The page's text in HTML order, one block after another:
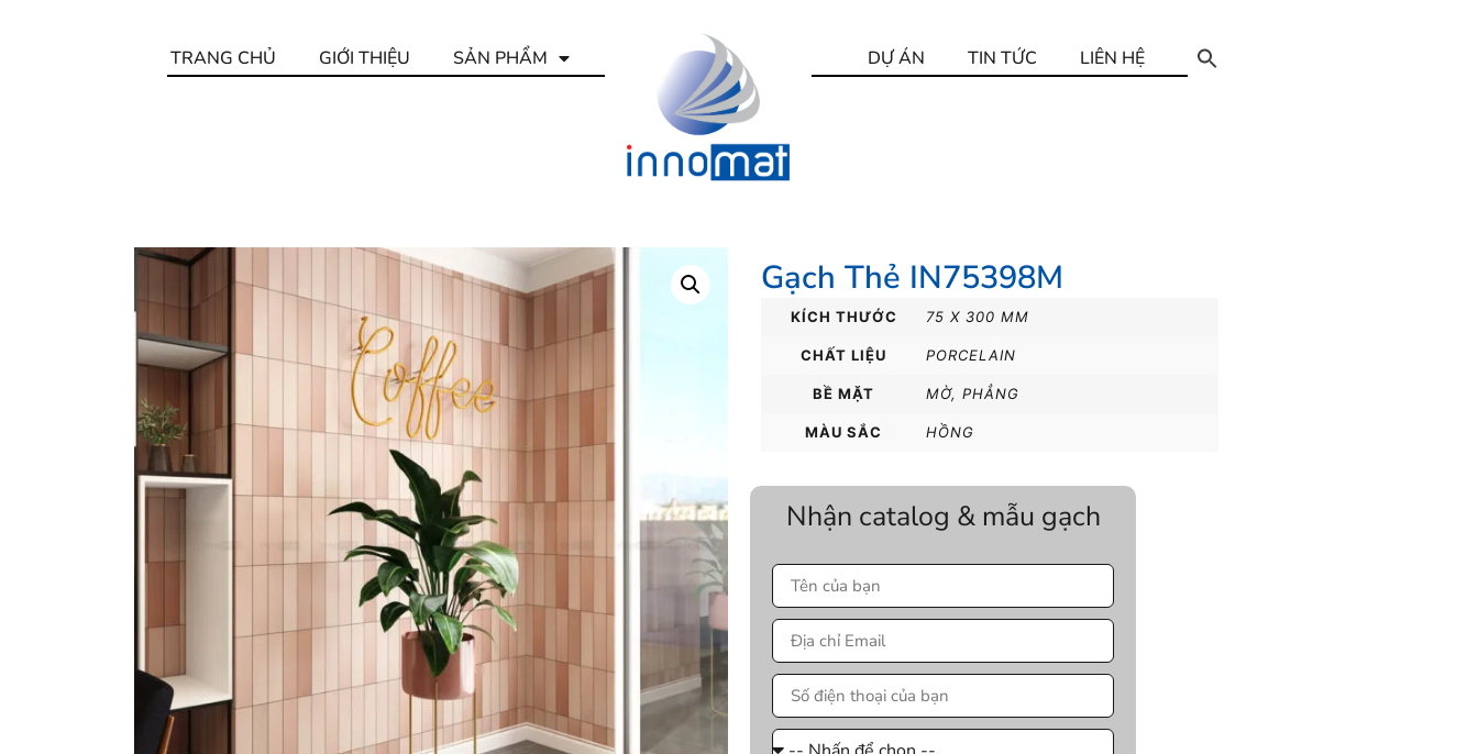
TRANG CHỦ GIỚI THIỆU SẢN PHẨM DỰ ÁN TIN TỨC LIÊN HỆ
Gạch Thẻ IN75398M
KÍCH THƯỚC 75 X 300 MM
CHẤT LIỆU PORCELAIN
BỀ MẶT MỜ, PHẲNG
MÀU SẮC HỒNG
Nhận catalog & mẫu gạch